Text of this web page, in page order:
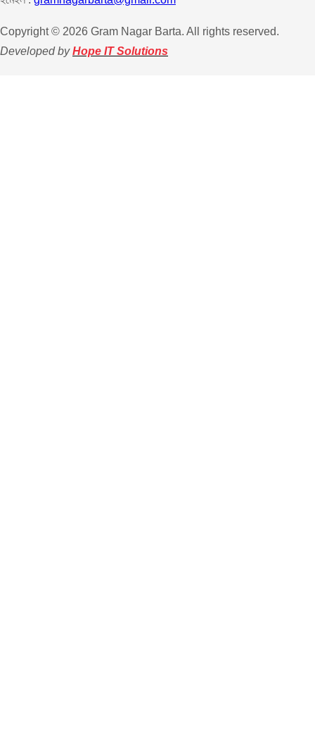
Copyright © 2026 Gram Nagar Barta. All rights reserved.
Developed byHope IT Solutions